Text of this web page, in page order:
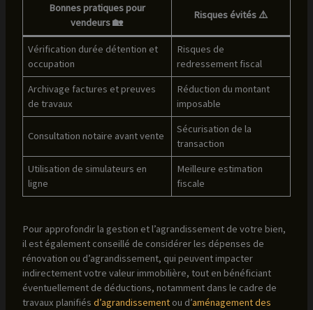
Bonnes pratiques pour
vendeurs 🏡
Risques évités ⚠️
Vérification durée détention et
occupation
Risques de
redressement fiscal
Archivage factures et preuves
de travaux
Réduction du montant
imposable
Consultation notaire avant vente
Sécurisation de la
transaction
Utilisation de simulateurs en
ligne
Meilleure estimation
fiscale
Pour approfondir la gestion et l’agrandissement de votre bien,
il est également conseillé de considérer les dépenses de
rénovation ou d’agrandissement, qui peuvent impacter
indirectement votre valeur immobilière, tout en bénéficiant
éventuellement de déductions, notamment dans le cadre de
travaux planifiés d’agrandissementou d’aménagement des